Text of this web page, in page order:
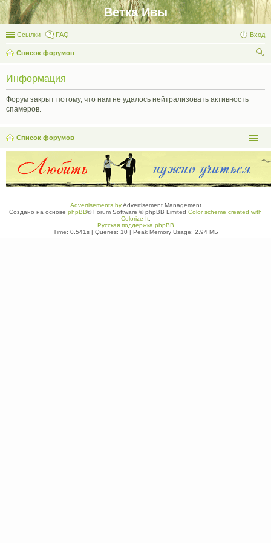
Ветка Ивы
Ссылки FAQ Вход
Список форумов
Информация
Форум закрыт потому, что нам не удалось нейтрализовать активность
спамеров.
Список форумов
Advertisements byAdvertisement Management
Создано на основе phpBB® Forum Software © phpBB Limited Color scheme created with
Colorize It.
Русская поддержка phpBB
Time: 0.541s| Queries: 10| Peak Memory Usage: 2.94 МБ